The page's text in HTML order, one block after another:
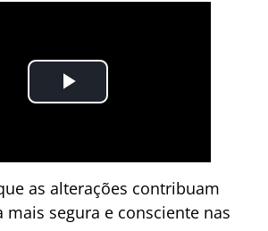
as alterações contribuam
mais segura e consciente nas